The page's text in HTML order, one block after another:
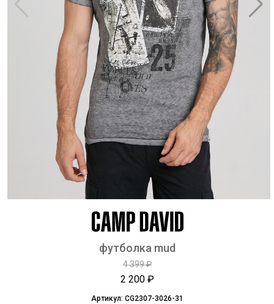
футболка mud
4 399 ₽
2 200 ₽
Артикул: CG2307-3026-31